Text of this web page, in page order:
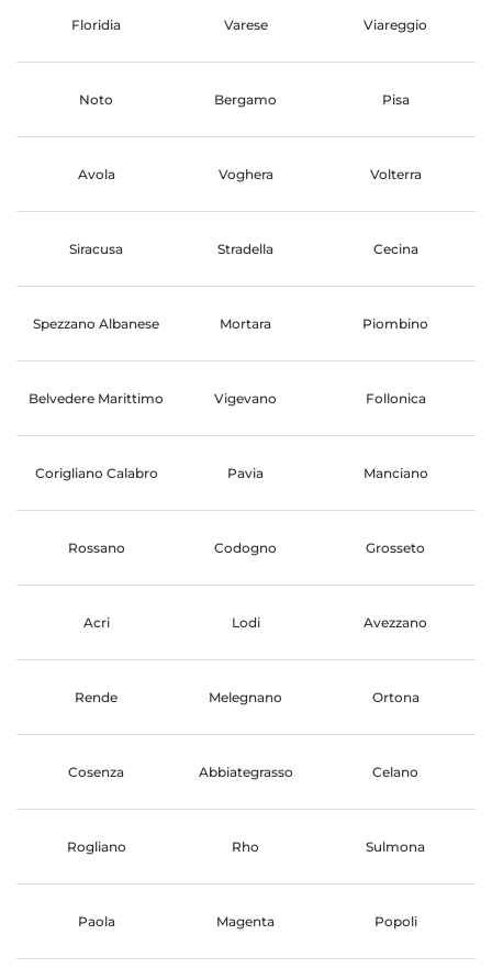
Floridia Varese Viareggio
Noto Bergamo Pisa
Avola Voghera Volterra
Siracusa Stradella Cecina
Spezzano Albanese Mortara Piombino
Belvedere Marittimo Vigevano Follonica
Corigliano Calabro Pavia Manciano
Rossano Codogno Grosseto
Acri Lodi Avezzano
Rende Melegnano Ortona
Cosenza Abbiategrasso Celano
Rogliano Rho Sulmona
Paola Magenta Popoli